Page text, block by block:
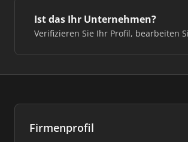
Ist das Ihr Unternehmen?
Verifizieren Sie Ihr Profil, bearbeiten
Firmenprofil